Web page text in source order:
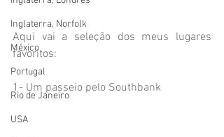
Inglaterra, Norfolk
México
Portugal
Rio de Janeiro
USA
Aqui vai a seleção dos meus lugares
favoritos:
1- Um passeio pelo Southbank